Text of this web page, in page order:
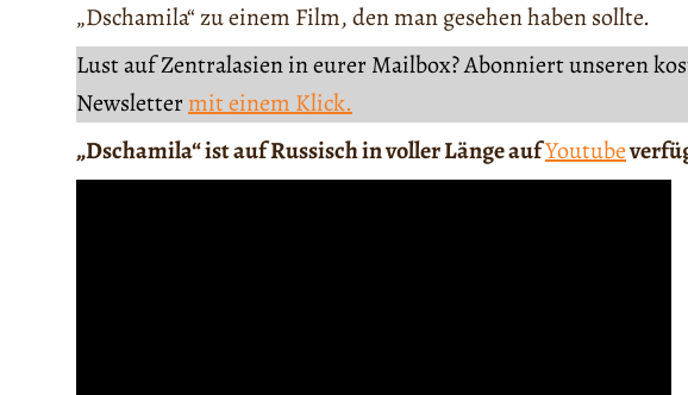
„Dschamila“ zu einem Film, den man gesehen haben sollte.
Lust auf Zentralasien in eurer Mailbox? Abonniert unseren
Newslettermit einem Klick.
„Dschamila“ ist auf Russisch in voller Länge aufYoutube